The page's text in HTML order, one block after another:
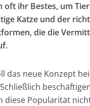
oft ihr Bestes, um
Katze und der
die die
das neue Konzept
Popularität